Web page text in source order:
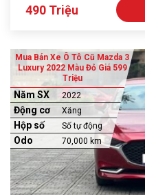
490 Triệu
Mua Bán Xe Ô Tô Cũ Mazda 3
Luxury 2022 Màu Đỏ Giá 599
Triệu
Năm SX 2022
Động cơ Xăng
Hộp số Số tự động
Odo 70,000 km